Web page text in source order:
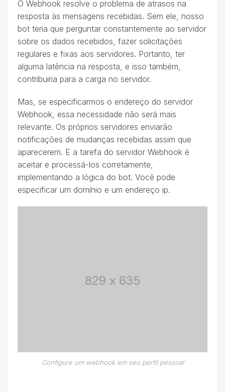
O Webhook resolve o problema de atrasos na
resposta às mensagens recebidas. Sem ele, nosso
bot teria que perguntar constantemente ao servidor
sobre os dados recebidos, fazer solicitações
regulares e fixas aos servidores. Portanto, ter
alguma latência na resposta, e isso também,
contribuiria para a carga no servidor.
Mas, se especificarmos o endereço do servidor
Webhook, essa necessidade não será mais
relevante. Os próprios servidores enviarão
notificações de mudanças recebidas assim que
aparecerem. E a tarefa do servidor Webhook é
aceitar e processá-los corretamente,
implementando a lógica do bot. Você pode
especificar um domínio e um endereço ip.
Configure um webhook em seu perfil pessoal